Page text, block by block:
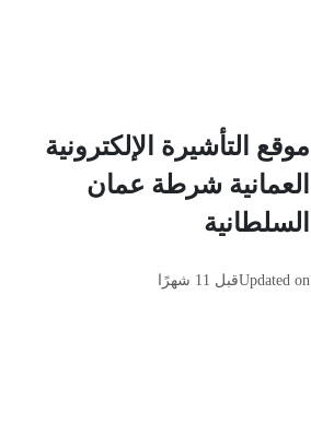
موقع التأشيرة الإلكترونية
العمانية شرطة عمان
السلطانية
Updated onقبل 11 شهرًا